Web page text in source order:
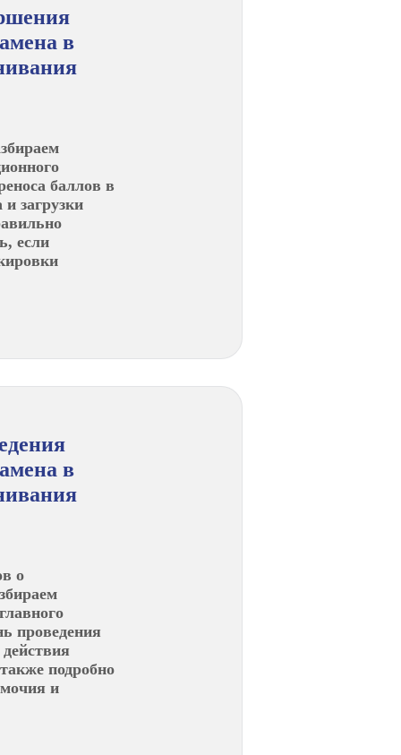
в
баллов в
загрузки
если
в
о
проведения
подробно
и